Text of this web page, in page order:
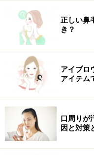
不調を引き起こす場合が
質及び健康状態を十分に
また、全ての方への有効
正しい鼻
き？
アイブロ
アイテム
口周りが
因と対策